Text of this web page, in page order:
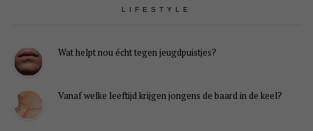
LIFESTYLE
Wat helpt nou écht tegen jeugdpuistjes?
Vanaf welke leeftijd krijgen jongens de baard in de keel?